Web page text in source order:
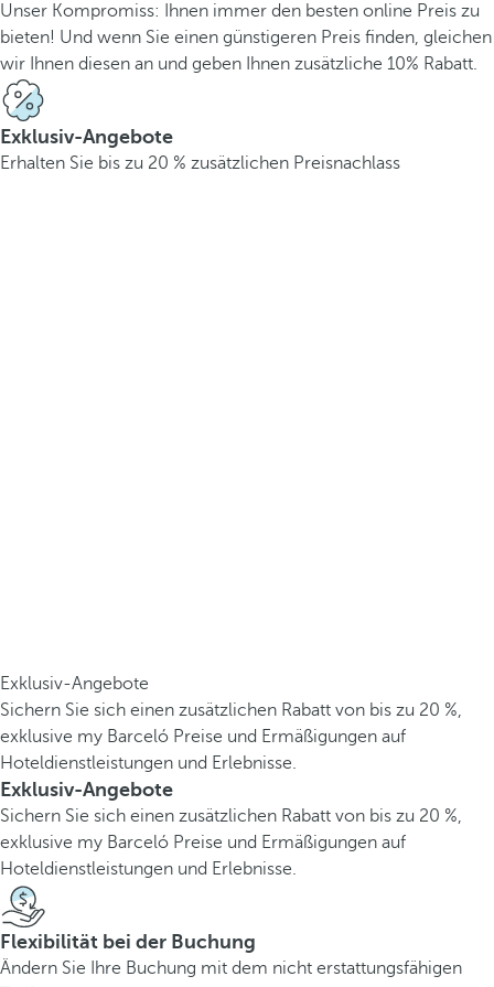
Unser Kompromiss: Ihnen immer den besten online Preis zu
bieten! Und wenn Sie einen günstigeren Preis finden, gleichen
wir Ihnen diesen an und geben Ihnen zusätzliche 10% Rabatt.
Exklusiv-Angebote
Erhalten Sie bis zu 20 % zusätzlichen Preisnachlass
Exklusiv-Angebote
Sichern Sie sich einen zusätzlichen Rabatt von bis zu 20 %,
exklusive my Barceló Preise und Ermäßigungen auf
Hoteldienstleistungen und Erlebnisse.
Exklusiv-Angebote
Sichern Sie sich einen zusätzlichen Rabatt von bis zu 20 %,
exklusive my Barceló Preise und Ermäßigungen auf
Hoteldienstleistungen und Erlebnisse.
Flexibilität bei der Buchung
Ändern Sie Ihre Buchung mit dem nicht erstattungsfähigen